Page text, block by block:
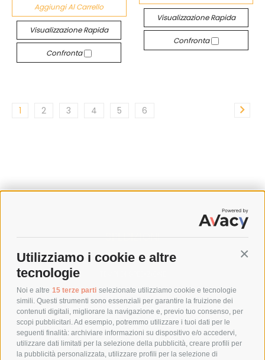
Utilizziamo i cookie e altre
tecnologie
Noi e altre 15 terze parti selezionate utilizziamo cookie e tecnologie
simili. Questi strumenti sono essenziali per garantire la fruizione dei
contenuti digitali, migliorare la navigazione e, previo tuo consenso, per
scopi pubblicitari. Ad esempio, potremmo utilizzare i tuoi dati per le
seguenti finalità: archiviare informazioni su dispositivo e/o accedervi,
utilizzare dati limitati per la selezione della pubblicità, creare profili per
la pubblicità personalizzata, utilizzare profili per la selezione di
Aggiungi Al Carrello
Visualizzazione Rapida
Confronta
Visualizzazione Rapida
Confronta
1 2 3 4 5 6
SPEDIZIONI
COSTI DI SPEDIZIONE
POLITICA DI RESO
POLICY
PRIVACY POLICY